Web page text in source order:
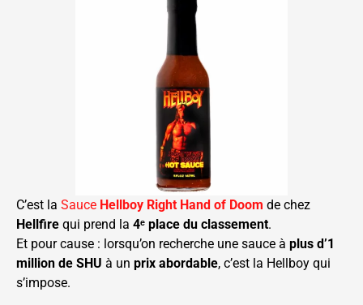
C’est la Sauce Hellboy Right Hand of Doom de chez
Hellfire qui prend la 4ᵉ place du classement.
Et pour cause : lorsqu’on recherche une sauce à plus d’1
million de SHU à un prix abordable, c’est la Hellboy qui
s’impose.